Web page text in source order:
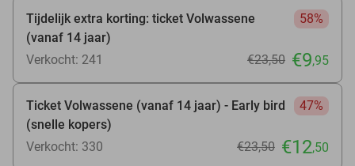
Tijdelijk extra korting: ticket Volwassene
(vanaf 14 jaar)
58%
Verkocht: 241 €23,50 €9,95
Ticket Volwassene (vanaf 14 jaar) - Early bird
(snelle kopers)
47%
Verkocht: 330 €23,50 €12,50